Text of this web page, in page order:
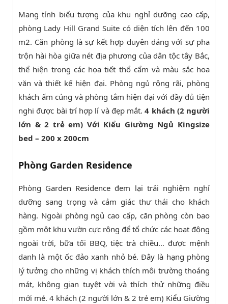
Mang tính biểu tượng của khu nghỉ dưỡng cao cấp,
phòng Lady Hill Grand Suite có diện tích lên đến 100
m2. Căn phòng là sự kết hợp duyên dáng với sự pha
trộn hài hòa giữa nét địa phương của dân tộc tây Bắc,
thể hiện trong các họa tiết thổ cẩm và màu sắc hoa
văn và thiết kế hiện đại. Phòng ngủ rộng rãi, phòng
khách ấm cúng và phòng tắm hiện đại với đầy đủ tiện
nghi được bài trí hợp lí và đẹp mắt.4 khách (2 người
lớn & 2 trẻ em) Với Kiểu Giường Ngủ Kingsize
bed – 200 x 200cm
Phòng Garden Residence
Phòng Garden Residence đem lại trải nghiệm nghỉ
dưỡng sang trọng và cảm giác thư thái cho khách
hàng. Ngoài phòng ngủ cao cấp, căn phòng còn bao
gồm một khu vườn cực rộng để tổ chức các hoạt động
ngoài trời, bữa tối BBQ, tiệc trà chiều… được mệnh
danh là một ốc đảo xanh nhỏ bé. Đây là hạng phòng
lý tưởng cho những vị khách thích môi trường thoáng
mát, không gian tuyệt vời và thích thử những điều
mới mẻ. 4 khách (2 người lớn & 2 trẻ em) Kiểu Giường